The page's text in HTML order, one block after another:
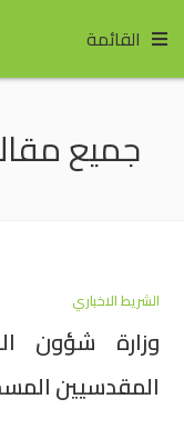
القائمة
جميع
الشريط الاخباري
وزارة شؤون
المقدسيين المسجلين